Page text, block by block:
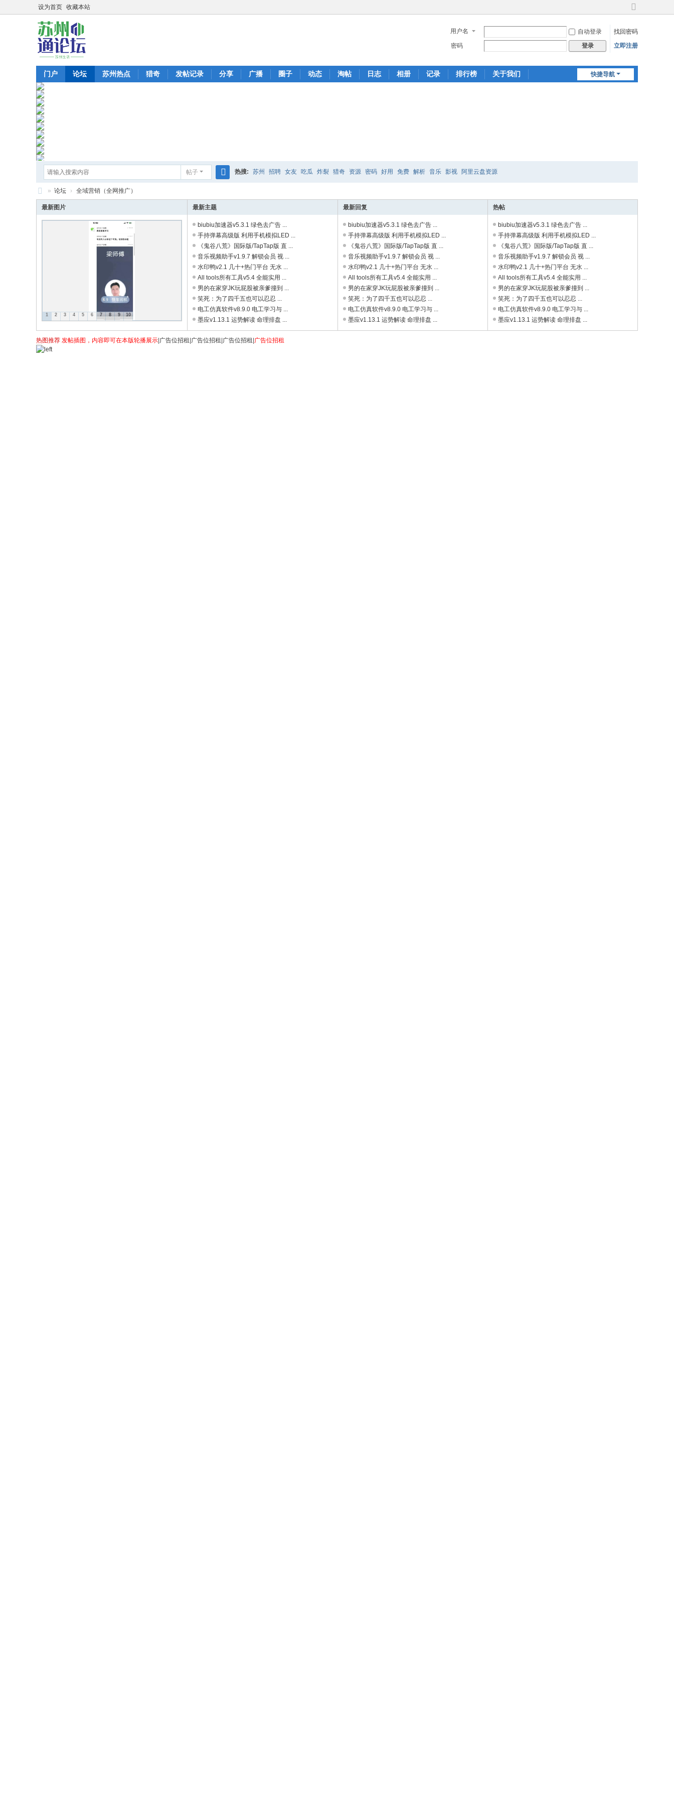
设为首页 收藏本站
切
到
宽
用户名 自动登录
找回密码
密码
登录 立即注册
快捷导航
门户 论坛 苏州热点 猎奇 发帖记录 分享 广播 圈子 动态 淘帖 日志 相册 记录 排行榜 关于我们
帖子
索
热搜: 苏州 招聘 女友 吃瓜 炸裂 猎奇 资源 密码 好用 免费 解析 音乐 影视 阿里云盘资源
苏
州
» 论坛 › 全域营销（全网推广）
最新图片
1 2 3 4 5 6 7 8 9 10
最新主题
biubiu加速器v5.3.1 绿色去广告 ...
手持弹幕高级版 利用手机模拟LED ...
《鬼谷八荒》国际版/TapTap版 直 ...
音乐视频助手v1.9.7 解锁会员 视 ...
水印鸭v2.1 几十+热门平台 无水 ...
All tools所有工具v5.4 全能实用 ...
男的在家穿JK玩屁股被亲爹撞到 ...
笑死：为了四千五也可以忍忍 ...
电工仿真软件v8.9.0 电工学习与 ...
墨应v1.13.1 运势解读 命理排盘 ...
最新回复
biubiu加速器v5.3.1 绿色去广告 ...
手持弹幕高级版 利用手机模拟LED ...
《鬼谷八荒》国际版/TapTap版 直 ...
音乐视频助手v1.9.7 解锁会员 视 ...
水印鸭v2.1 几十+热门平台 无水 ...
All tools所有工具v5.4 全能实用 ...
男的在家穿JK玩屁股被亲爹撞到 ...
笑死：为了四千五也可以忍忍 ...
电工仿真软件v8.9.0 电工学习与 ...
墨应v1.13.1 运势解读 命理排盘 ...
热帖
biubiu加速器v5.3.1 绿色去广告 ...
手持弹幕高级版 利用手机模拟LED ...
《鬼谷八荒》国际版/TapTap版 直 ...
音乐视频助手v1.9.7 解锁会员 视 ...
水印鸭v2.1 几十+热门平台 无水 ...
All tools所有工具v5.4 全能实用 ...
男的在家穿JK玩屁股被亲爹撞到 ...
笑死：为了四千五也可以忍忍 ...
电工仿真软件v8.9.0 电工学习与 ...
墨应v1.13.1 运势解读 命理排盘 ...
热图推荐 发帖插图，内容即可在本版轮播展示 广告位招租 广告位招租 广告位招租 广告位招租